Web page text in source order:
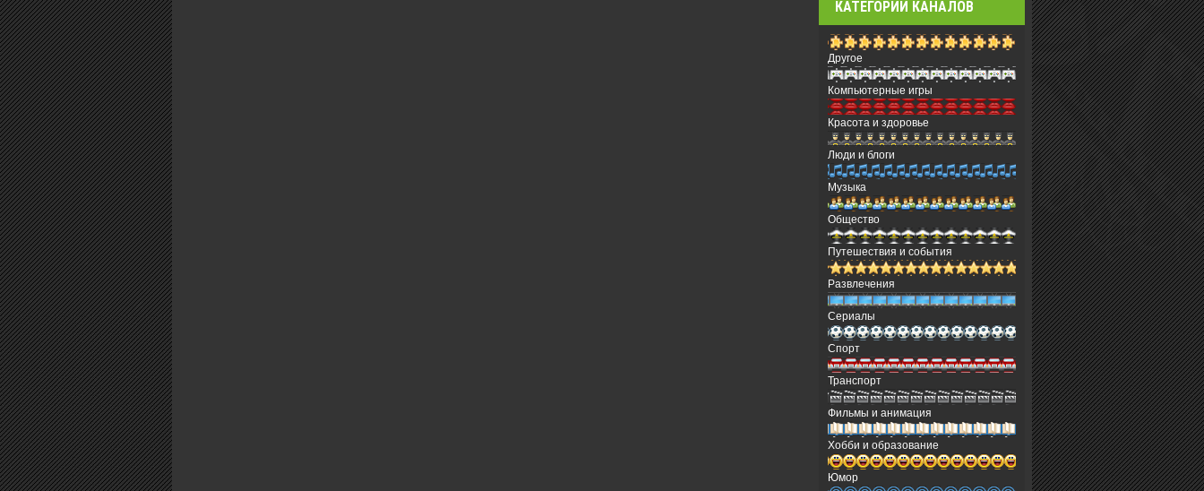
КАТЕГОРИИ КАНАЛОВ
Другое
Компьютерные игры
Красота и здоровье
Люди и блоги
Музыка
Общество
Путешествия и события
Развлечения
Сериалы
Спорт
Транспорт
Фильмы и анимация
Хобби и образование
Юмор